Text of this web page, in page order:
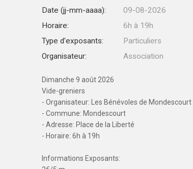
Date (jj-mm-aaaa):
09-08-2026
Horaire:
6h à 19h
Type d'exposants:
Particuliers
Organisateur:
Association
Dimanche 9 août 2026
Vide-greniers
- Organisateur: Les Bénévoles de Mondescourt
- Commune: Mondescourt
- Adresse: Place de la Liberté
- Horaire: 6h à 19h
Informations Exposants: